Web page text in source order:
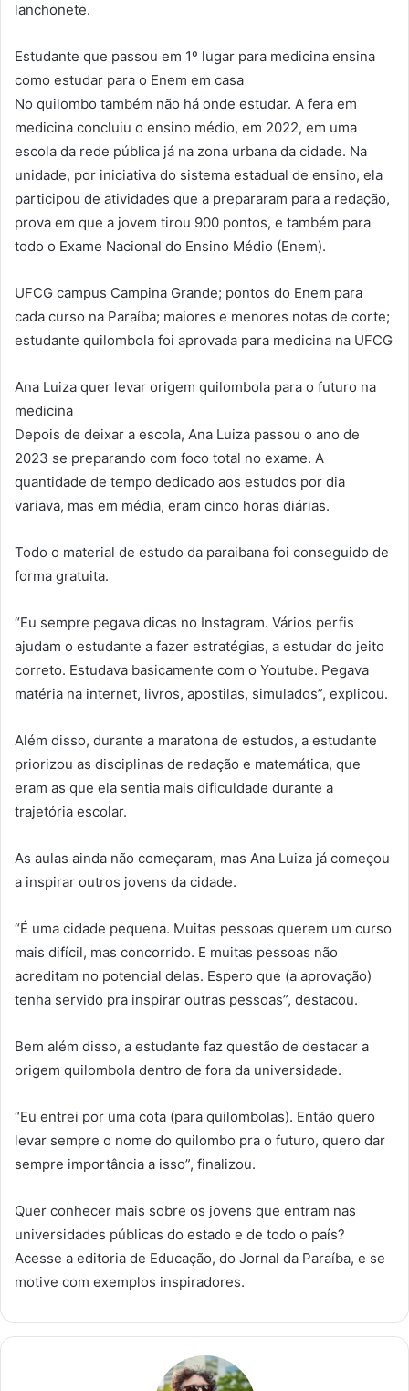
lanchonete.
Estudante que passou em 1º lugar para medicina ensina
como estudar para o Enem em casa
No quilombo também não há onde estudar. A fera em
medicina concluiu o ensino médio, em 2022, em uma
escola da rede pública já na zona urbana da cidade. Na
unidade, por iniciativa do sistema estadual de ensino, ela
participou de atividades que a prepararam para a redação,
prova em que a jovem tirou 900 pontos, e também para
todo o Exame Nacional do Ensino Médio (Enem).
UFCG campus Campina Grande; pontos do Enem para
cada curso na Paraíba; maiores e menores notas de corte;
estudante quilombola foi aprovada para medicina na UFCG
Ana Luiza quer levar origem quilombola para o futuro na
medicina
Depois de deixar a escola, Ana Luiza passou o ano de
2023 se preparando com foco total no exame. A
quantidade de tempo dedicado aos estudos por dia
variava, mas em média, eram cinco horas diárias.
Todo o material de estudo da paraibana foi conseguido de
forma gratuita.
“Eu sempre pegava dicas no Instagram. Vários perfis
ajudam o estudante a fazer estratégias, a estudar do jeito
correto. Estudava basicamente com o Youtube. Pegava
matéria na internet, livros, apostilas, simulados”, explicou.
Além disso, durante a maratona de estudos, a estudante
priorizou as disciplinas de redação e matemática, que
eram as que ela sentia mais dificuldade durante a
trajetória escolar.
As aulas ainda não começaram, mas Ana Luiza já começou
a inspirar outros jovens da cidade.
“É uma cidade pequena. Muitas pessoas querem um curso
mais difícil, mas concorrido. E muitas pessoas não
acreditam no potencial delas. Espero que (a aprovação)
tenha servido pra inspirar outras pessoas”, destacou.
Bem além disso, a estudante faz questão de destacar a
origem quilombola dentro de fora da universidade.
“Eu entrei por uma cota (para quilombolas). Então quero
levar sempre o nome do quilombo pra o futuro, quero dar
sempre importância a isso”, finalizou.
Quer conhecer mais sobre os jovens que entram nas
universidades públicas do estado e de todo o país?
Acesse a editoria de Educação, do Jornal da Paraíba, e se
motive com exemplos inspiradores.